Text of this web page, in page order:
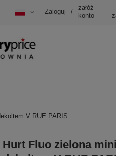
Zaloguj /
załóż
konto
V RUE PARIS
Hurt Fluo zielona